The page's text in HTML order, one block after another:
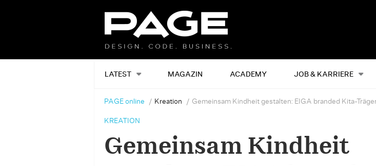
LATEST MAGAZIN ACADEMY JOB & KARRIERE
PAGE online Kreation Gemeinsam Kindheit gestalten: EIGA branded Kita-
KREATION
Gemeinsam Kindheit